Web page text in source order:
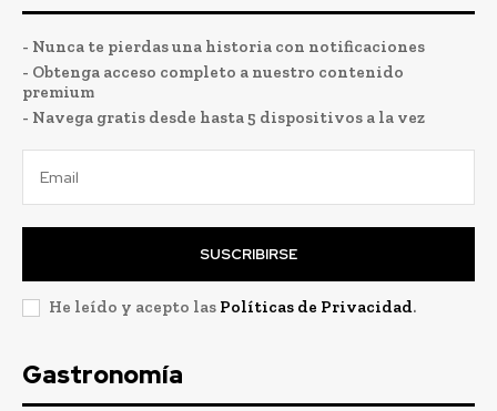
- Nunca te pierdas una historia con notificaciones
- Obtenga acceso completo a nuestro contenido
premium
- Navega gratis desde hasta 5 dispositivos a la vez
SUSCRIBIRSE
He leído y acepto las Políticas de Privacidad.
Gastronomía